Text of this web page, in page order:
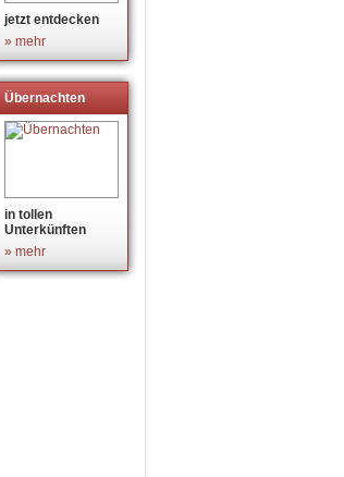
jetzt entdecken
» mehr
Übernachten
in tollen
Unterkünften
» mehr